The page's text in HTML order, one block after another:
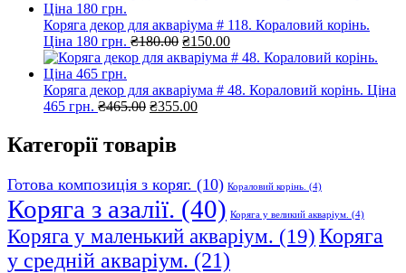
Коряга декор для акваріума # 118. Кораловий корінь.
Ціна 180 грн. ₴180.00 Оригінальна
ціна:
₴150.00Поточна
ціна:
Коряга декор для акваріума # 48. Кораловий корінь. Ціна
465 грн. ₴465.00 Оригінальна
₴465.00.
₴355.00Поточна
Категорії товарів
Готова композиція з коряг. (10) Кораловий корінь. (4)
Коряга з азалії. (40) Коряга у великий акваріум. (4)
Коряга у маленький акваріум. (19) Коряга
у средній акваріум. (21)